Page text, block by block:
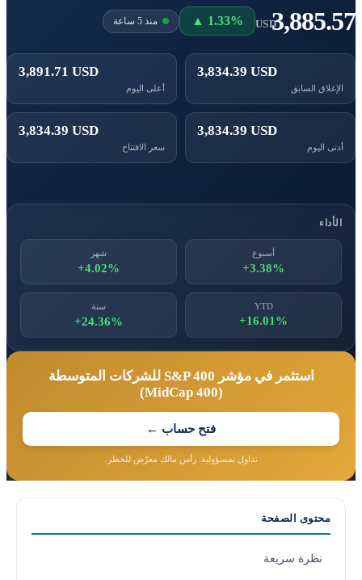
3,885.57
USD
▲ 1.33% منذ 5 ساعة
3,834.39 USD
الإغلاق السابق
3,891.71 USD
أعلى اليوم
3,834.39 USD
أدنى اليوم
3,834.39 USD
سعر الافتتاح
الأداء
أسبوع
+3.38%
شهر
+4.02%
YTD
+16.01%
سنة
+24.36%
استثمر في مؤشر S&P 400 للشركات المتوسطة
(MidCap 400)
فتح حساب ←
تداول بمسؤولية. رأس مالك معرّض للخطر.
محتوى الصفحة
نظرة سريعة